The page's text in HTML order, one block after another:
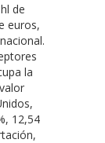
de
euros,
la
12,54